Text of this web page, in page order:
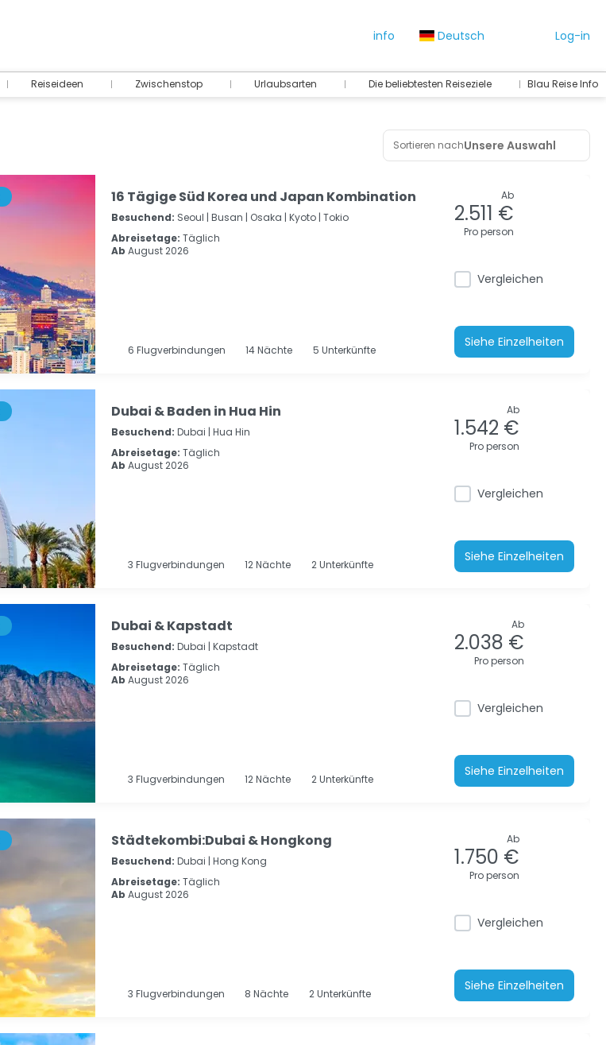
info Deutsch Log-in
Reiseideen Zwischenstop Urlaubsarten Die beliebtesten Reiseziele Blau Reise Info
Sortieren nachUnsere Auswahl
16 Tägige Süd Korea und Japan Kombination
Besuchend: Seoul | Busan | Osaka | Kyoto | Tokio
Abreisetage: Täglich
Ab August 2026
6 Flugverbindungen 14Nächte 5 Unterkünfte
Ab
2.511 €
Pro person
Vergleichen
Siehe Einzelheiten
Dubai & Baden in Hua Hin
Besuchend: Dubai | Hua Hin
Abreisetage: Täglich
Ab August 2026
3 Flugverbindungen 12Nächte 2 Unterkünfte
Ab
1.542 €
Pro person
Vergleichen
Siehe Einzelheiten
Dubai & Kapstadt
Besuchend: Dubai | Kapstadt
Abreisetage: Täglich
Ab August 2026
3 Flugverbindungen 12Nächte 2 Unterkünfte
Ab
2.038 €
Pro person
Vergleichen
Siehe Einzelheiten
Städtekombi:Dubai & Hongkong
Besuchend: Dubai | Hong Kong
Abreisetage: Täglich
Ab August 2026
3 Flugverbindungen 8 Nächte 2 Unterkünfte
Ab
1.750 €
Pro person
Vergleichen
Siehe Einzelheiten